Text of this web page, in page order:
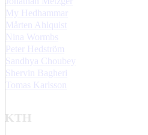
My Hedhammar
Mårten Ahlquist
Nina Wormbs
Peter Hedström
Sandhya Choubey
Shervin Bagheri
Tomas Karlsson
KTH